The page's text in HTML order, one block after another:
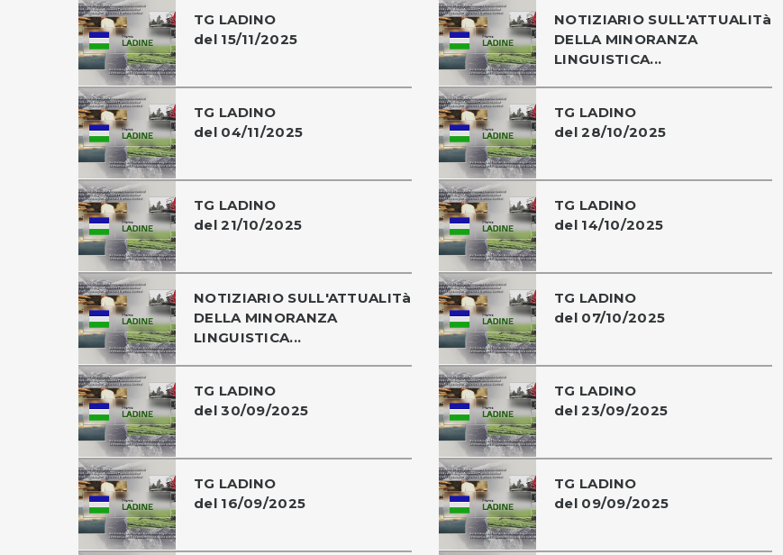
TG LADINO
del 15/11/2025
NOTIZIARIO SULL'ATTUALITà
DELLA MINORANZA
LINGUISTICA...
TG LADINO
del 04/11/2025
TG LADINO
del 28/10/2025
TG LADINO
del 21/10/2025
TG LADINO
del 14/10/2025
NOTIZIARIO SULL'ATTUALITà
DELLA MINORANZA
LINGUISTICA...
TG LADINO
del 07/10/2025
TG LADINO
del 30/09/2025
TG LADINO
del 23/09/2025
TG LADINO
del 16/09/2025
TG LADINO
del 09/09/2025